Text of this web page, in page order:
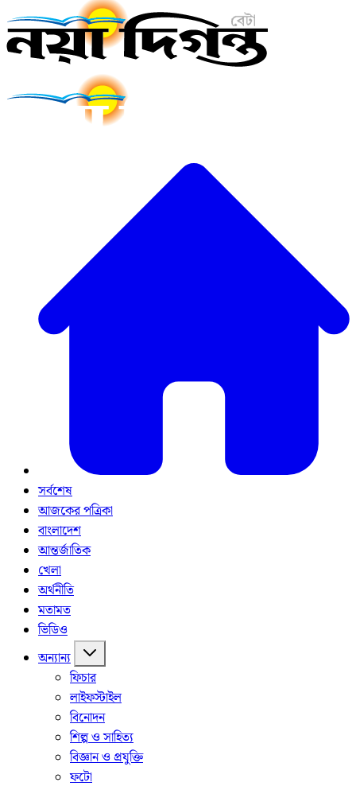
সর্বশেষ
আজকের পত্রিকা
বাংলাদেশ
আন্তর্জাতিক
খেলা
অর্থনীতি
মতামত
ভিডিও
অন্যান্য
ফিচার
লাইফস্টাইল
বিনোদন
শিল্প ও সাহিত্য
বিজ্ঞান ও প্রযুক্তি
ফটো